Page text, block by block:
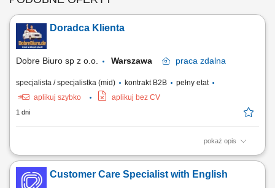
Doradca Klienta
Dobre Biuro sp z o.o. Warszawa praca zdalna
specjalista / specjalistka (mid) kontrakt B2B
pełny etat
aplikuj szybko
aplikuj bez CV
1 dni
pokaż opis
Twój zakres obowiązków: Telefoniczna obsługa klientów polskich;
Prowadzenie pierwszych rozmów z interesantami umawiającymi się z
nami na rozmowy przez naszą stronę www; zawieranie umów z
Customer Care Specialist with English